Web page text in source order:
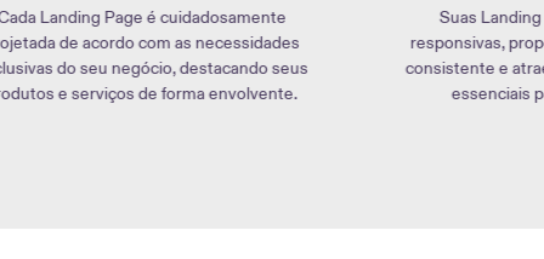
Suas Landing Pages serão totalmente
responsivas, proporcionando uma experiência
consistente e atraente em dispositivos móveis,
essenciais para o público moderno.